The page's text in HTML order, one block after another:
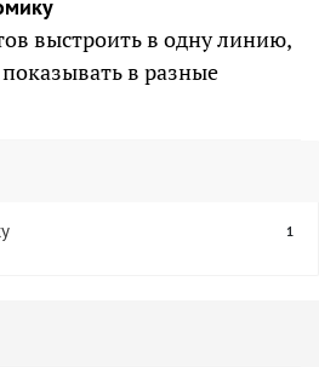
выстроить в одну линию,
в разные
1